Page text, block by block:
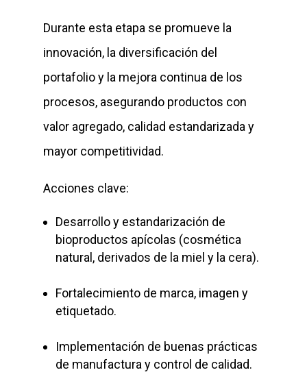
Durante esta etapa se promueve la
innovación, la diversificación del
portafolio y la mejora continua de los
procesos, asegurando productos con
valor agregado, calidad estandarizada y
mayor competitividad.
Acciones clave:
Desarrollo y estandarización de
bioproductos apícolas (cosmética
natural, derivados de la miel y la cera).
Fortalecimiento de marca, imagen y
etiquetado.
Implementación de buenas prácticas
de manufactura y control de calidad.